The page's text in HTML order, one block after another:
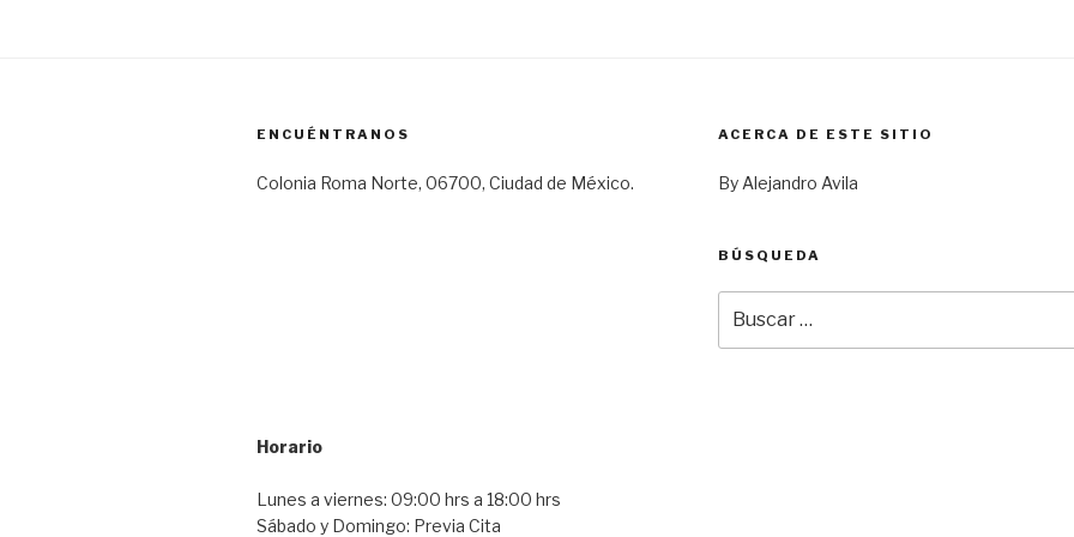
ENCUÉNTRANOS
Colonia Roma Norte, 06700, Ciudad de México.
Horario
Lunes a viernes: 09:00 hrs a 18:00 hrs
Sábado y Domingo: Previa Cita
ACERCA DE ESTE SITIO
By Alejandro Avila
BÚSQUEDA
por: